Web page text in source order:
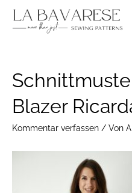
Inhalt
Blazer
Kommentar verfassen / Von
navigation